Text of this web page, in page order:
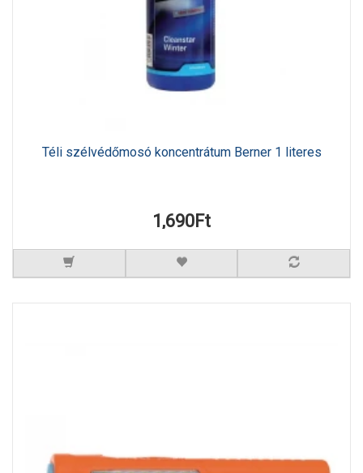
Téli szélvédőmosó koncentrátum Berner 1 literes
1,690Ft